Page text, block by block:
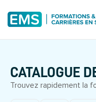
CATALOGUE
Trouvez rapidement la